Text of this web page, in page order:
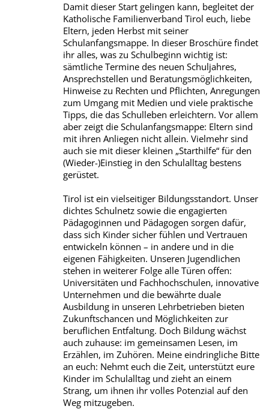
Damit dieser Start gelingen kann, begleitet der
Katholische Familienverband Tirol euch, liebe
Eltern, jeden Herbst mit seiner
Schulanfangsmappe. In dieser Broschüre findet
ihr alles, was zu Schulbeginn wichtig ist:
sämtliche Termine des neuen Schuljahres,
Ansprechstellen und Beratungsmöglichkeiten,
Hinweise zu Rechten und Pflichten, Anregungen
zum Umgang mit Medien und viele praktische
Tipps, die das Schulleben erleichtern. Vor allem
aber zeigt die Schulanfangsmappe: Eltern sind
mit ihren Anliegen nicht allein. Vielmehr sind
auch sie mit dieser kleinen „Starthilfe“ für den
(Wieder-)Einstieg in den Schulalltag bestens
gerüstet.
Tirol ist ein vielseitiger Bildungsstandort. Unser
dichtes Schulnetz sowie die engagierten
Pädagoginnen und Pädagogen sorgen dafür,
dass sich Kinder sicher fühlen und Vertrauen
entwickeln können – in andere und in die
eigenen Fähigkeiten. Unseren Jugendlichen
stehen in weiterer Folge alle Türen offen:
Universitäten und Fachhochschulen, innovative
Unternehmen und die bewährte duale
Ausbildung in unseren Lehrbetrieben bieten
Zukunftschancen und Möglichkeiten zur
beruflichen Entfaltung. Doch Bildung wächst
auch zuhause: im gemeinsamen Lesen, im
Erzählen, im Zuhören. Meine eindringliche Bitte
an euch: Nehmt euch die Zeit, unterstützt eure
Kinder im Schulalltag und zieht an einem
Strang, um ihnen ihr volles Potenzial auf den
Weg mitzugeben.